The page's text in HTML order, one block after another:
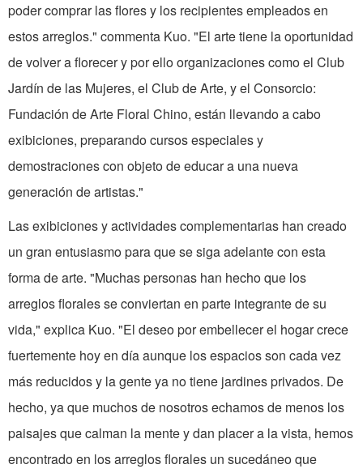
poder comprar las flores y los recipientes empleados en
estos arreglos." commenta Kuo. "El arte tiene la oportunidad
de volver a florecer y por ello organizaciones como el Club
Jardín de las Mujeres, el Club de Arte, y el Consorcio:
Fundación de Arte Floral Chino, están llevando a cabo
exibiciones, preparando cursos especiales y
demostraciones con objeto de educar a una nueva
generación de artistas."
Las exibiciones y actividades complementarias han creado
un gran entusiasmo para que se siga adelante con esta
forma de arte. "Muchas personas han hecho que los
arreglos florales se conviertan en parte integrante de su
vida," explica Kuo. "El deseo por embellecer el hogar crece
fuertemente hoy en día aunque los espacios son cada vez
más reducidos y la gente ya no tiene jardines privados. De
hecho, ya que muchos de nosotros echamos de menos los
paisajes que calman la mente y dan placer a la vista, hemos
encontrado en los arreglos florales un sucedáneo que